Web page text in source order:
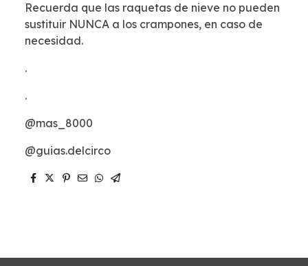
Recuerda que las raquetas de nieve no pueden
sustituir NUNCA a los crampones, en caso de
necesidad.
.
.
@mas_8000
@guias.delcirco